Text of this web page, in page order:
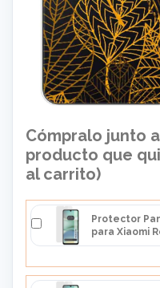
Cómpralo junto
producto que
al carrito)
Protector
para Xiaomi